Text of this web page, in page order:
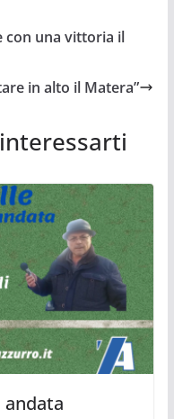
con una vittoria il
in alto il Matera”
andata